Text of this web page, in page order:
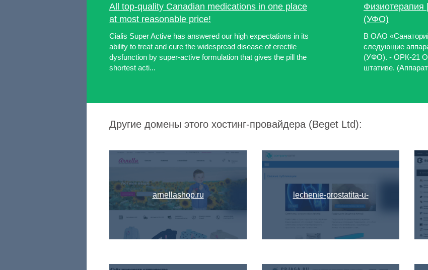
All top-quality Canadian medications in one place
at most reasonable price!
Cialis Super Active has answered our high expectations in its
ability to treat and cure the widespread disease of erectile
dysfunction by super-active formulation that gives the pill the
shortest acti...
Физиотерапия
(УФО)
В ОАО
следующие
(УФО). - ОРК-21
штативе.
Другие домены этого хостинг-провайдера (Beget Ltd):
arnellashop.ru lechenie-prostatita-u-